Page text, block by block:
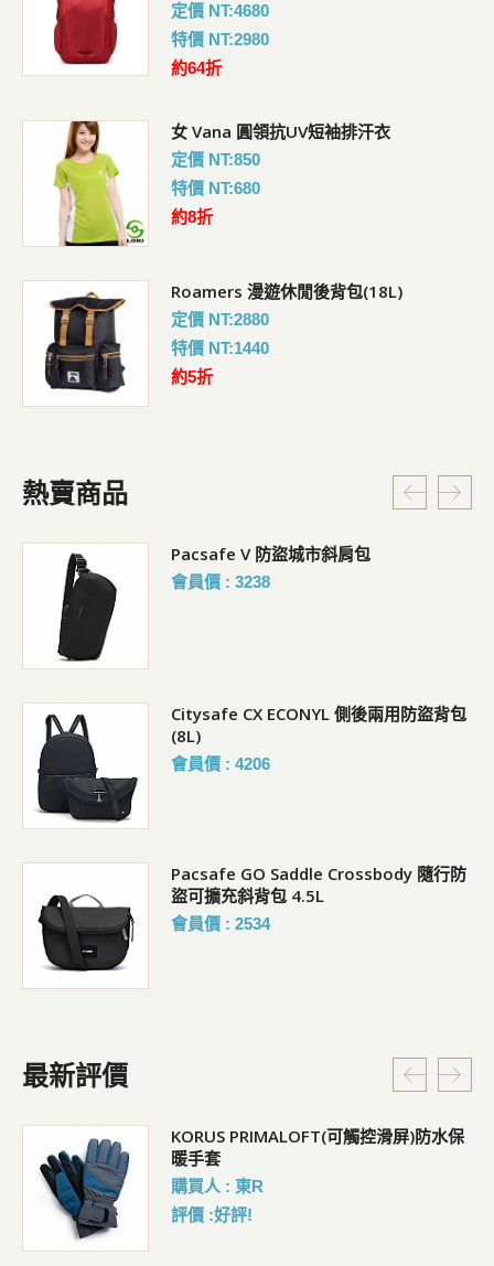
定價 NT:4680
特價 NT:2980
約64折
女 Vana 圓領抗UV短袖排汗衣
定價 NT:850
特價 NT:680
約8折
Roamers 漫遊休閒後背包(18L)
定價 NT:2880
特價 NT:1440
約5折
熱賣商品
Pacsafe V 防盜城市斜肩包
會員價 : 3238
Citysafe CX ECONYL 側後兩用防盜背包
(8L)
會員價 : 4206
Pacsafe GO Saddle Crossbody 隨行防
盜可擴充斜背包 4.5L
會員價 : 2534
最新評價
KORUS PRIMALOFT(可觸控滑屏)防水保
暖手套
購買人 : 東R
評價 :好評!